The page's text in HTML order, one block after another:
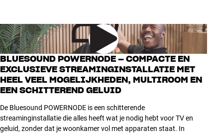
BLUESOUND POWERNODE – COMPACTE EN
EXCLUSIEVE STREAMINGINSTALLATIE MET
HEEL VEEL MOGELIJKHEDEN, MULTIROOM EN
EEN SCHITTEREND GELUID
De Bluesound POWERNODE is een schitterende
streaminginstallatie die alles heeft wat je nodig hebt voor TV en
geluid, zonder dat je woonkamer vol met apparaten staat. In